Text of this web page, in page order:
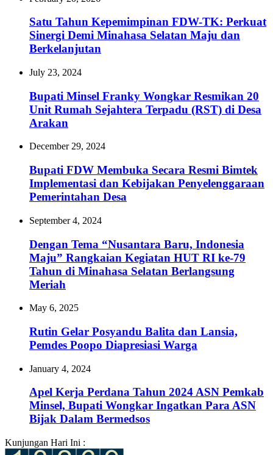
Satu Tahun Kepemimpinan FDW-TK: Perkuat
Sinergi Demi Minahasa Selatan Maju dan
Berkelanjutan
July 23, 2024
Bupati Minsel Franky Wongkar Resmikan 20
Unit Rumah Sejahtera Terpadu (RST) di Desa
Arakan
December 29, 2024
Bupati FDW Membuka Secara Resmi Bimtek
Implementasi dan Kebijakan Penyelenggaraan
Pemerintahan Desa
September 4, 2024
Dengan Tema “Nusantara Baru, Indonesia
Maju” Rangkaian Kegiatan HUT RI ke-79
Tahun di Minahasa Selatan Berlangsung
Meriah
May 6, 2025
Rutin Gelar Posyandu Balita dan Lansia,
Pemdes Poopo Diapresiasi Warga
January 4, 2024
Apel Kerja Perdana Tahun 2024 ASN Pemkab
Minsel, Bupati Wongkar Ingatkan Para ASN
Bijak Dalam Bermedsos
Kunjungan Hari Ini :